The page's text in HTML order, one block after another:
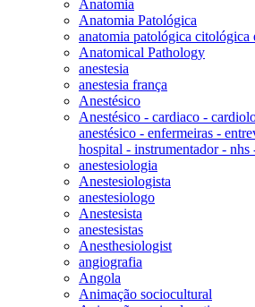
Anatomia
Anatomia Patológica
anatomia patológica citológica
Anatomical Pathology
anestesia
anestesia frança
Anestésico
Anestésico - cardiaco -
anestésico - enfermeiras -
hospital - instrumentador - nhs
anestesiologia
Anestesiologista
anestesiologo
Anestesista
anestesistas
Anesthesiologist
angiografia
Angola
Animação sociocultural